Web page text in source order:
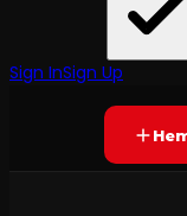
Sign InSign Up
Kocaeli
YAKINDA